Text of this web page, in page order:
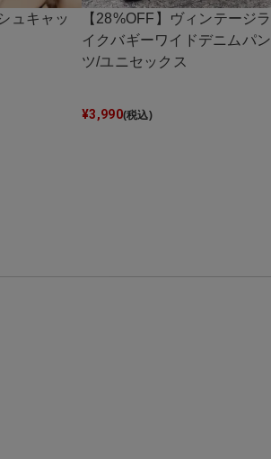
ュキャッ
【28%OFF】ヴィンテージラ
イクバギーワイドデニムパン
ツ/ユニセックス
¥3,990(税込)